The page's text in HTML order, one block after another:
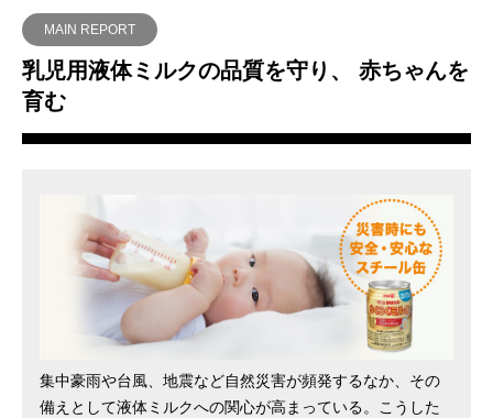
MAIN REPORT
乳児用液体ミルクの品質を守り、 赤ちゃんを
育む
集中豪雨や台風、地震など自然災害が頻発するなか、その
備えとして液体ミルクへの関心が高まっている。こうした